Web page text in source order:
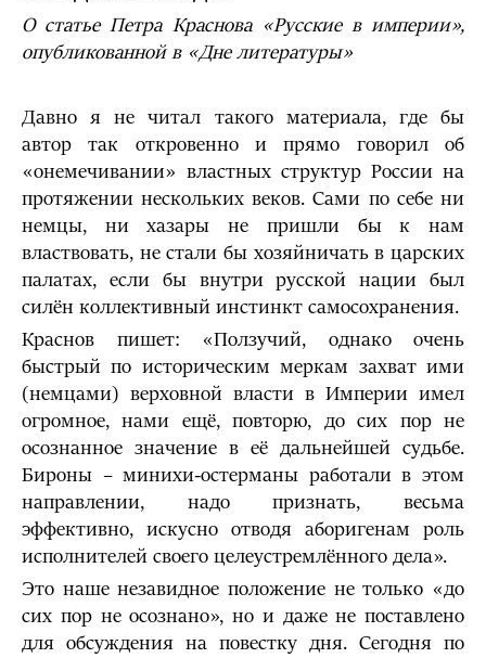
О статье Петра Краснова «Русские в империи»,
опубликованной в «Дне литературы»
Давно я не читал такого материала, где бы
автор так откровенно и прямо говорил об
«онемечивании» властных структур России на
протяжении нескольких веков. Сами по себе ни
немцы, ни хазары не пришли бы к нам
властвовать, не стали бы хозяйничать в царских
палатах, если бы внутри русской нации был
силён коллективный инстинкт самосохранения.
Краснов пишет: «Ползучий, однако очень
быстрый по историческим меркам захват ими
(немцами) верховной власти в Империи имел
огромное, нами ещё, повторю, до сих пор не
осознанное значение в её дальнейшей судьбе.
Бироны – минихи-остерманы работали в этом
направлении, надо признать, весьма
эффективно, искусно отводя аборигенам роль
исполнителей своего целеустремлённого дела».
Это наше незавидное положение не только «до
сих пор не осознано», но и даже не поставлено
для обсуждения на повестку дня. Сегодня по